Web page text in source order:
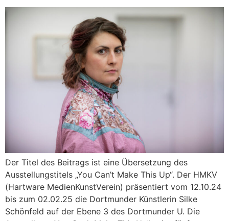
Der Titel des Beitrags ist eine Übersetzung des
Ausstellungstitels „You Can’t Make This Up“. Der HMKV
(Hartware MedienKunstVerein) präsentiert vom 12.10.24
bis zum 02.02.25 die Dortmunder Künstlerin Silke
Schönfeld auf der Ebene 3 des Dortmunder U. Die